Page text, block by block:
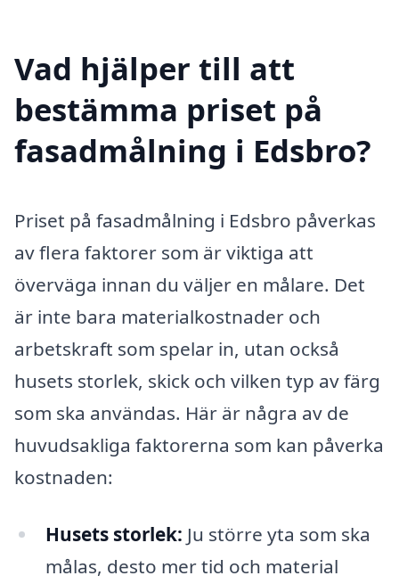
Vad hjälper till att
bestämma priset på
fasadmålning i Edsbro?
Priset på fasadmålning i Edsbro påverkas
av flera faktorer som är viktiga att
överväga innan du väljer en målare. Det
är inte bara materialkostnader och
arbetskraft som spelar in, utan också
husets storlek, skick och vilken typ av färg
som ska användas. Här är några av de
huvudsakliga faktorerna som kan påverka
kostnaden:
Husets storlek: Ju större yta som ska
målas, desto mer tid och material